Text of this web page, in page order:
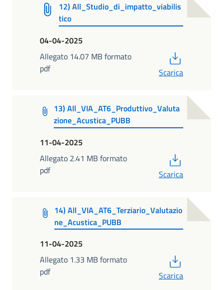
12) All_Studio_di_impatto_viabilis
tico
04-04-2025
Allegato 14.07 MB formato
pdf
Scarica
13) All_VIA_AT6_Produttivo_Valuta
zione_Acustica_PUBB
11-04-2025
Allegato 2.41 MB formato
pdf
Scarica
14) All_VIA_AT6_Terziario_Valutazio
ne_Acustica_PUBB
11-04-2025
Allegato 1.33 MB formato
pdf
Scarica